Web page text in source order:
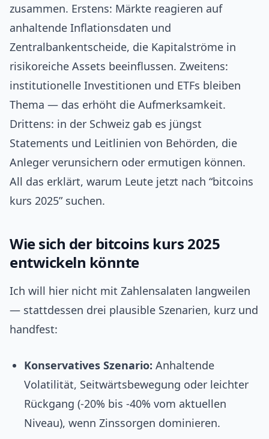
zusammen. Erstens: Märkte reagieren auf
anhaltende Inflationsdaten und
Zentralbankentscheide, die Kapitalströme in
risikoreiche Assets beeinflussen. Zweitens:
institutionelle Investitionen und ETFs bleiben
Thema — das erhöht die Aufmerksamkeit.
Drittens: in der Schweiz gab es jüngst
Statements und Leitlinien von Behörden, die
Anleger verunsichern oder ermutigen können.
All das erklärt, warum Leute jetzt nach “bitcoins
kurs 2025” suchen.
Wie sich der bitcoins kurs 2025
entwickeln könnte
Ich will hier nicht mit Zahlensalaten langweilen
— stattdessen drei plausible Szenarien, kurz und
handfest:
Konservatives Szenario: Anhaltende
Volatilität, Seitwärtsbewegung oder leichter
Rückgang (-20% bis -40% vom aktuellen
Niveau), wenn Zinssorgen dominieren.